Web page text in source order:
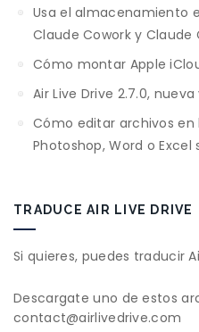
Usa el almacenamiento
Claude Cowork y Claude
Cómo montar Apple
Air Live Drive 2.7.0,
Cómo editar archivos
Photoshop, Word o Excel
TRADUCE AIR LIVE DRIVE
Si quieres, puedes traducir
Descargate uno de estos
contact@airlivedrive.com